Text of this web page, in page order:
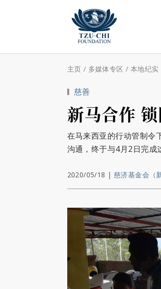
主页 / 多媒体专区 / 本地纪实
慈善
新马合作
在马来西亚的行动管制令
沟通，终于与4月2日完成
2020/05/18 | 慈济基金会（